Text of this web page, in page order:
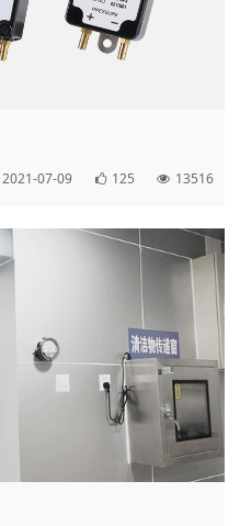
2021-07-09 125 13516